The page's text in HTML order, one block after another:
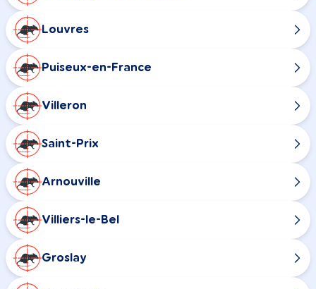
Louvres
Puiseux-en-France
Villeron
Saint-Prix
Arnouville
Villiers-le-Bel
Groslay